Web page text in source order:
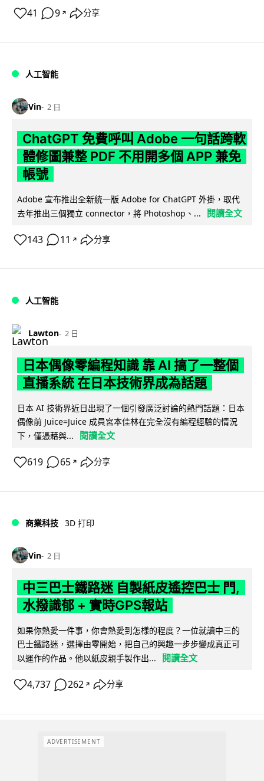
41 9 ↗ 分享
人工智能
Vin 2 日
ChatGPT 免費呼叫 Adobe 一句話跨軟
體修圖兼整 PDF 不用開多個 APP 兼免
帳號
Adobe 宣布推出全新統一版 Adobe for ChatGPT 外掛，取代
去年推出三個獨立 connector，將 Photoshop、...
閱讀全文
143 11 ↗ 分享
人工智能
Lawton 2 日
日本偶像零編程知識 靠 AI 搞了一整個
直播系統 在日本技術界成為話題
日本 AI 技術界近日出現了一個引發廣泛討論的熱門話題：日本
偶像前 Juice=Juice 成員宮本佳林在完全沒有編程經驗的情況
下，僅憑藉與...
閱讀全文
619 65 ↗ 分享
商業科技 3D 打印
Vin 2 日
中三巴士鐵路迷 自製紙皮遙控巴士 門,
水撥識郁 + 實時GPS報站
如果你熱愛一件事，你會熱愛到怎樣的程度？一位就讀中三的
巴士鐵路迷，選擇由零開始，把自己的興趣一步步變成真正可
以運作的作品。他以紙皮親手製作出...
閱讀全文
4,737 262 ↗ 分享
ADVERTISEMENT